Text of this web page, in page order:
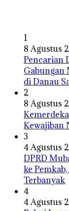
1
8 Agustus
Pencarian
Gabungan
di Danau
2
8 Agustus
Kewajiban
3
4 Agustus
DPRD
ke
Terbanyak
4
4 Agustus